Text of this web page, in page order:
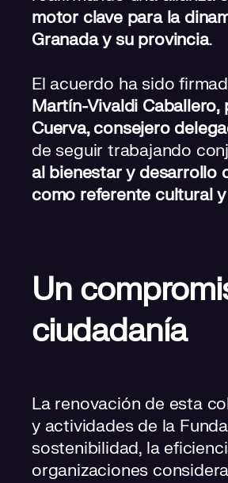
motor clave para la
Granada y su provincia.
El acuerdo ha sido
Martín-Vivaldi Caballero,
Cuerva, consejero
de seguir trabajando
al bienestar y desarrollo
como referente cultural
Un
ciudadanía
La renovación de esta
y actividades de la
sostenibilidad, la
organizaciones